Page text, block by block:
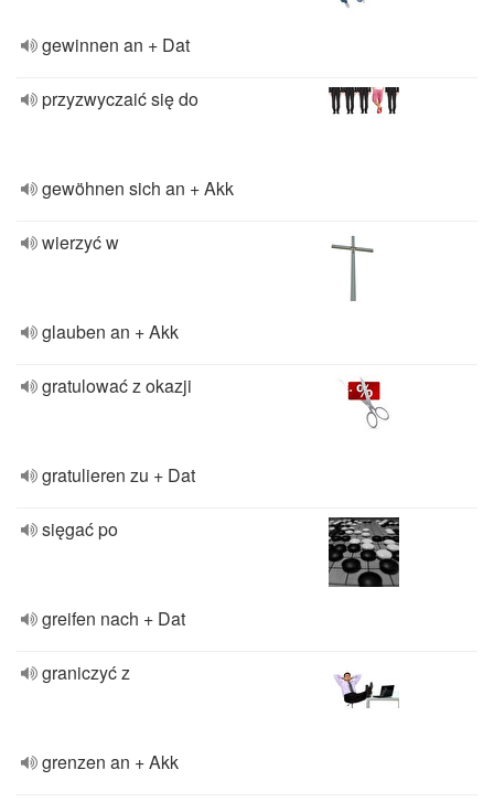
gewinnen an + Dat
przyzwyczaić się do
gewöhnen sich an + Akk
wierzyć w
glauben an + Akk
gratulować z okazji
gratulieren zu + Dat
sięgać po
greifen nach + Dat
graniczyć z
grenzen an + Akk